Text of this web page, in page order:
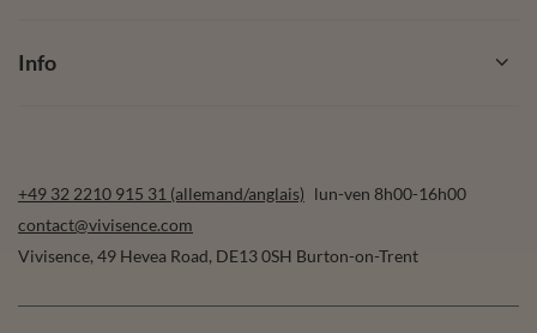
Info
+49 32 2210 915 31 (allemand/anglais) lun-ven 8h00-16h00
contact@vivisence.com
Vivisence, 49 Hevea Road, DE13 0SH Burton-on-Trent